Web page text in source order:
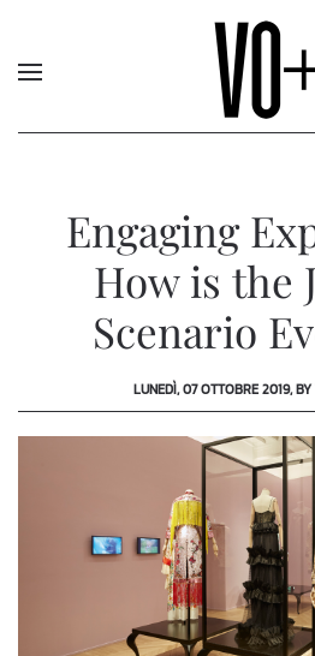
Engaging
How is the
Scenario
LUNEDÌ, 07 OTTOBRE 2019,